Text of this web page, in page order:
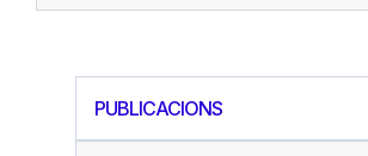
PUBLICACIONS